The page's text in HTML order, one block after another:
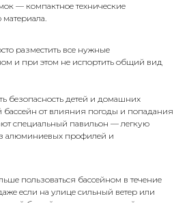
— компактное технические
разместить все нужные
и при этом не испортить общий вид
безопасность детей и домашних
бассейн от влияния погоды и попадания
специальный павильон — легкую
алюминиевых профилей и
пользоваться бассейном в течение
если на улице сильный ветер или